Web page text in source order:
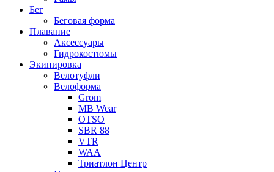
Бег
Беговая форма
Плавание
Аксессуары
Гидрокостюмы
Экипировка
Велотуфли
Велоформа
Grom
MB Wear
OTSO
SBR 88
VTR
WAA
Триатлон Центр